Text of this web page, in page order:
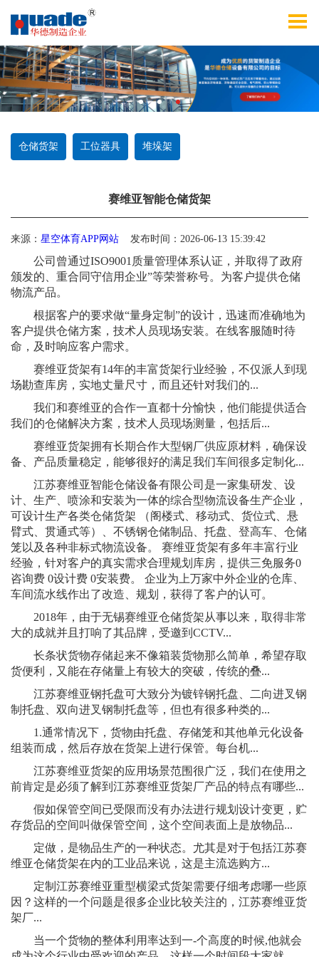
仓储货架 工位器具 堆垛架
赛维亚智能仓储货架
来源： 星空体育APP网站 发布时间：2026-06-13 15:39:42
公司曾通过ISO9001质量管理体系认证，并取得了政府
颁发的、重合同守信用企业”等荣誉称号。为客户提供仓储
物流产品。
根据客户的要求做“量身定制”的设计，迅速而准确地为
客户提供仓储方案，技术人员现场安装。在线客服随时待
命，及时响应客户需求。
赛维亚货架有14年的丰富货架行业经验，不仅派人到现
场勘查库房，实地丈量尺寸，而且还针对我们的...
我们和赛维亚的合作一直都十分愉快，他们能提供适合
我们的仓储解决方案，技术人员现场测量，包括后...
赛维亚货架拥有长期合作大型钢厂供应原材料，确保设
备、产品质量稳定，能够很好的满足我们车间很多定制化...
江苏赛维亚智能仓储设备有限公司是一家集研发、设
计、生产、喷涂和安装为一体的综合型物流设备生产企业，
可设计生产各类仓储货架 （阁楼式、移动式、货位式、悬
臂式、贯通式等）、不锈钢仓储制品、托盘、登高车、仓储
笼以及各种非标式物流设备。 赛维亚货架有多年丰富行业
经验，针对客户的真实需求合理规划库房，提供三免服务0
咨询费 0设计费 0安装费。 企业为上万家中外企业的仓库、
车间流水线作出了改造、规划，获得了客户的认可。
2018年，由于无锡赛维亚仓储货架从事以来，取得非常
大的成就并且打响了其品牌，受邀到CCTV...
长条状货物存储起来不像箱装货物那么简单，希望存取
货便利，又能在存储量上有较大的突破，传统的叠...
江苏赛维亚钢托盘可大致分为镀锌钢托盘、二向进叉钢
制托盘、双向进叉钢制托盘等，但也有很多种类的...
1.通常情况下，货物由托盘、存储笼和其他单元化设备
组装而成，然后存放在货架上进行保管。每台机...
江苏赛维亚货架的应用场景范围很广泛，我们在使用之
前肯定是必须了解到江苏赛维亚货架厂产品的特点有哪些...
假如保管空间已受限而没有办法进行规划设计变更，贮
存货品的空间叫做保管空间，这个空间表面上是放物品...
定做，是物品生产的一种状态。尤其是对于包括江苏赛
维亚仓储货架在内的工业品来说，这是主流选购方...
定制江苏赛维亚重型横梁式货架需要仔细考虑哪一些原
因？这样的一个问题是很多企业比较关注的，江苏赛维亚货
架厂...
当一个货物的整体利用率达到一-个高度的时候,他就会